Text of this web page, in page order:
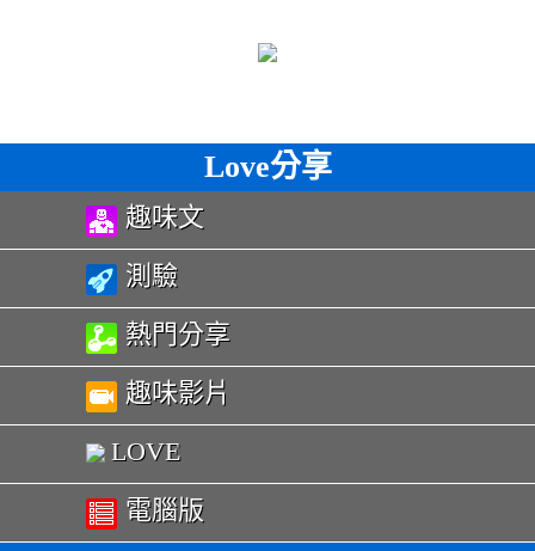
Love分享
趣味文
測驗
熱門分享
趣味影片
LOVE
電腦版